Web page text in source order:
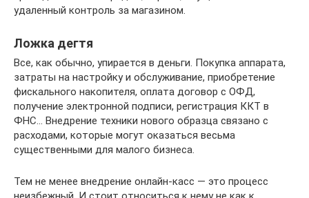
удаленный контроль за магазином.
Ложка дегтя
Все, как обычно, упирается в деньги. Покупка аппарата,
затраты на настройку и обслуживание, приобретение
фискального накопителя, оплата договор с ОФД,
получение электронной подписи, регистрация ККТ в
ФНС… Внедрение техники нового образца связано с
расходами, которые могут оказаться весьма
существенными для малого бизнеса.
Тем не менее внедрение онлайн-касс — это процесс